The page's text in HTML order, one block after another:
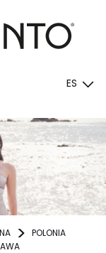
ES
POLONIA